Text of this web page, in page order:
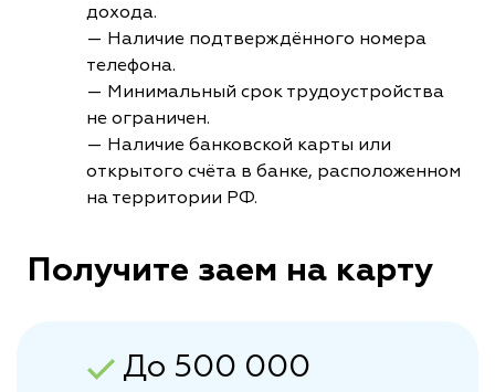
дохода.
— Наличие подтверждённого номера
телефона.
— Минимальный срок трудоустройства
не ограничен.
— Наличие банковской карты или
открытого счёта в банке, расположенном
на территории РФ.
Получите заем на карту
До 500 000